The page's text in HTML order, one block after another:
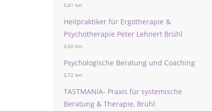
0,41 km
Heilpraktiker für Ergotherapie &
Psychotherapie Peter Lehnert Brühl
0,60 km
Psychologische Beratung und Coaching
0,72 km
TASTMANIA- Praxis für systemische
Beratung & Therapie, Brühl